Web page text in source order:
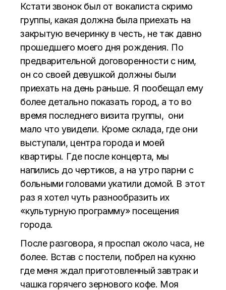
Кстати звонок был от вокалиста скримо
группы, какая должна была приехать на
закрытую вечеринку в честь, не так давно
прошедшего моего дня рождения. По
предварительной договоренности с ним,
он со своей девушкой должны были
приехать на день раньше. Я пообещал ему
более детально показать город, а то во
время последнего визита группы, они
мало что увидели. Кроме склада, где они
выступали, центра города и моей
квартиры. Где после концерта, мы
напились до чертиков, а на утро парни с
больными головами укатили домой. В этот
раз я хотел чуть разнообразить их
«культурную программу» посещения
города.
После разговора, я проспал около часа, не
более. Встав с постели, побрел на кухню
где меня ждал приготовленный завтрак и
чашка горячего зернового кофе. Моя